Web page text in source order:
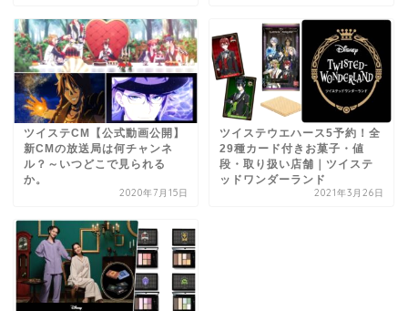
ツイステCM【公式動画公開】
新CMの放送局は何チャンネ
ル？～いつどこで見られる
か。
2020年7月15日
ツイステウエハース5予約！全
29種カード付きお菓子・値
段・取り扱い店舗｜ツイステ
ッドワンダーランド
2021年3月26日